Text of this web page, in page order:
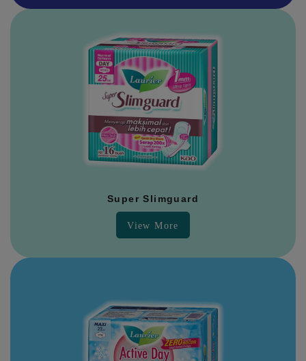
Super Slimguard
View More